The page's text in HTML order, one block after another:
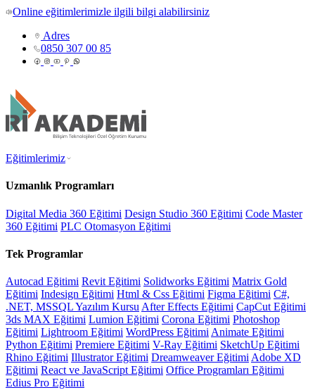
Online eğitimlerimizle ilgili bilgi alabilirsiniz
Adres
0850 307 00 85
Eğitimlerimiz
Uzmanlık Programları
Digital Media 360 Eğitimi Design Studio 360 Eğitimi Code Master
360 Eğitimi PLC Otomasyon Eğitimi
Tek Programlar
Autocad Eğitimi Revit Eğitimi Solidworks Eğitimi Matrix Gold
Eğitimi Indesign Eğitimi Html & Css Eğitimi Figma Eğitimi C#,
.NET, MSSQL Yazılım Kursu After Effects Eğitimi CapCut Eğitimi
3ds MAX Eğitimi Lumion Eğitimi Corona Eğitimi Photoshop
Eğitimi Lightroom Eğitimi WordPress Eğitimi Animate Eğitimi
Python Eğitimi Premiere Eğitimi V-Ray Eğitimi SketchUp Eğitimi
Rhino Eğitimi Illustrator Eğitimi Dreamweaver Eğitimi Adobe XD
Eğitimi React ve JavaScript Eğitimi Office Programları Eğitimi
Edius Pro Eğitimi